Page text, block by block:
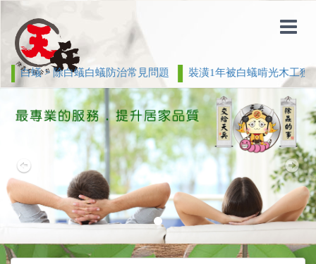
白蟻 > 除白蟻白蟻防治常見問題 裝潢1年被白蟻啃光木工獲
Previous